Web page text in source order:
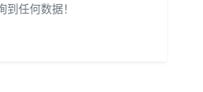
到任何数据！